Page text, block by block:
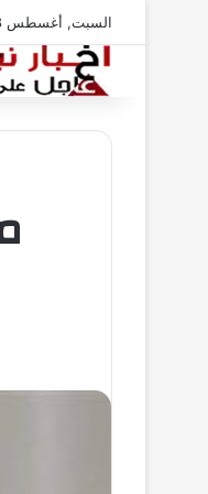
السبت, أغسطس 8 2026